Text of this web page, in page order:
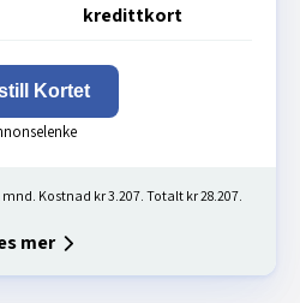
kredittkort
Kortet
mnd. Kostnad kr 3.207. Totalt kr 28.207.
mer